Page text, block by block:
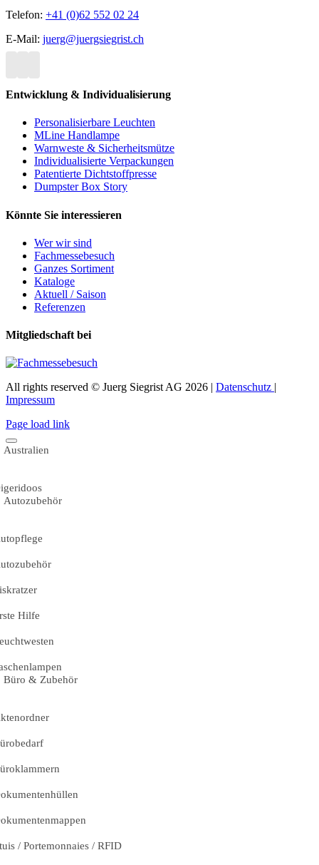
Telefon: +41 (0)62 552 02 24
E-Mail: juerg@juergsiegrist.ch
Entwicklung & Individualisierung
Personalisierbare Leuchten
MLine Handlampe
Warnweste & Sicherheitsmütze
Individualisierte Verpackungen
Patentierte Dichtstoffpresse
Dumpster Box Story
Könnte Sie interessieren
Wer wir sind
Fachmessebesuch
Ganzes Sortiment
Kataloge
Aktuell / Saison
Referenzen
Mitgliedschaft bei
All rights reserved © Juerg Siegrist AG 2026 | Datenschutz |
Impressum
Page load link
Australien
Autozubehör
Hilfe
Büro & Zubehör
/ Portemonnaies / RFID